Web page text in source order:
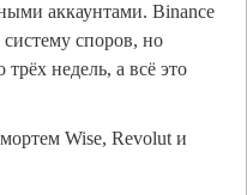
аккаунтами. Binance
споров, но
недель, а всё это
Wise, Revolut и